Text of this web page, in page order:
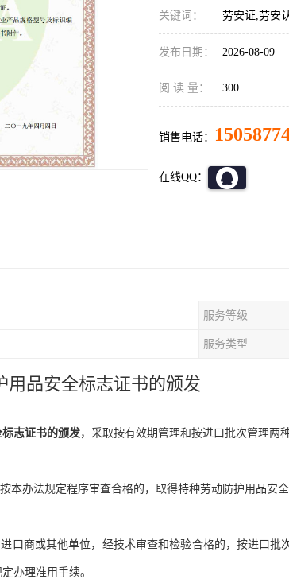
关键词： 劳安证,劳安
发布日期： 2026-08-09
阅 读 量： 300
销售电话：
在线QQ：
服务等级
服务类型
用品安全标志证书的颁发
志证书的颁发，采取按有效期管理和按进口批次管理两种
本办法规定程序审查合格的，取得特种劳动防护用品安全
口商或其他单位，经技术审查和检验合格的，按进口
办理准用手续。